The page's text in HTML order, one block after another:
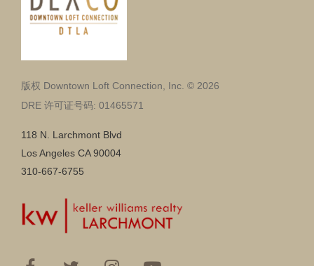
版权 Downtown Loft Connection, Inc. © 2026
DRE 许可证号码: 01465571
118 N. Larchmont Blvd
Los Angeles CA 90004
310-667-6755